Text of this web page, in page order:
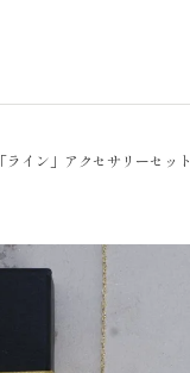
「ライン」アクセサリーセット